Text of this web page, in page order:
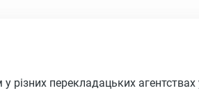
різних перекладацьких агентствах